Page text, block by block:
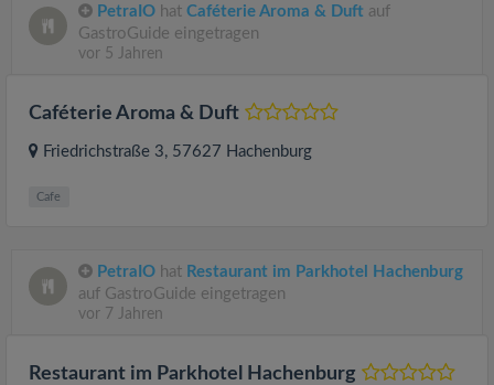
PetraIO hat Caféterie Aroma & Duft auf
GastroGuide eingetragen
vor 5 Jahren
Caféterie Aroma & Duft
Friedrichstraße 3, 57627 Hachenburg
Cafe
PetraIO hat Restaurant im Parkhotel Hachenburg
auf GastroGuide eingetragen
vor 7 Jahren
Restaurant im Parkhotel Hachenburg